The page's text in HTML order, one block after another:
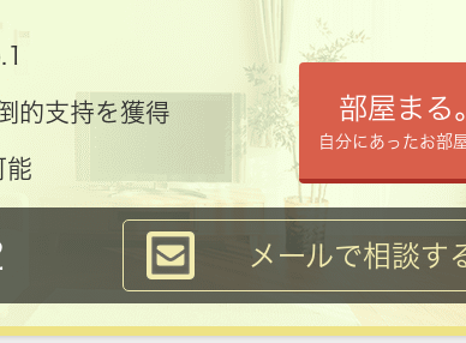
的支持を獲得
能
部屋まる
自分にあったお部
メールで相談す